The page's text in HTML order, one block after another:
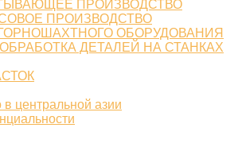
ПРОИЗВОДСТВО
ПРОИЗВОДСТВО
ОБОРУДОВАНИЯ
ДЕТАЛЕЙ НА СТАНКАХ
в центральной азии